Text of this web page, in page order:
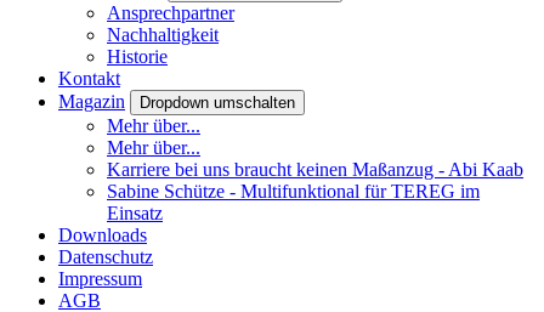
Ansprechpartner
Nachhaltigkeit
Historie
Kontakt
Magazin
Dropdown umschalten
Mehr über...
Mehr über...
Karriere bei uns braucht keinen Maßanzug - Abi Kaab
Sabine Schütze - Multifunktional für TEREG im
Einsatz
Downloads
Datenschutz
Impressum
AGB